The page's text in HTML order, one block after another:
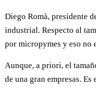
Diego Romà, presidente
industrial. Respecto al
por micropymes y eso no
Aunque, a priori, el
de una gran empresas.